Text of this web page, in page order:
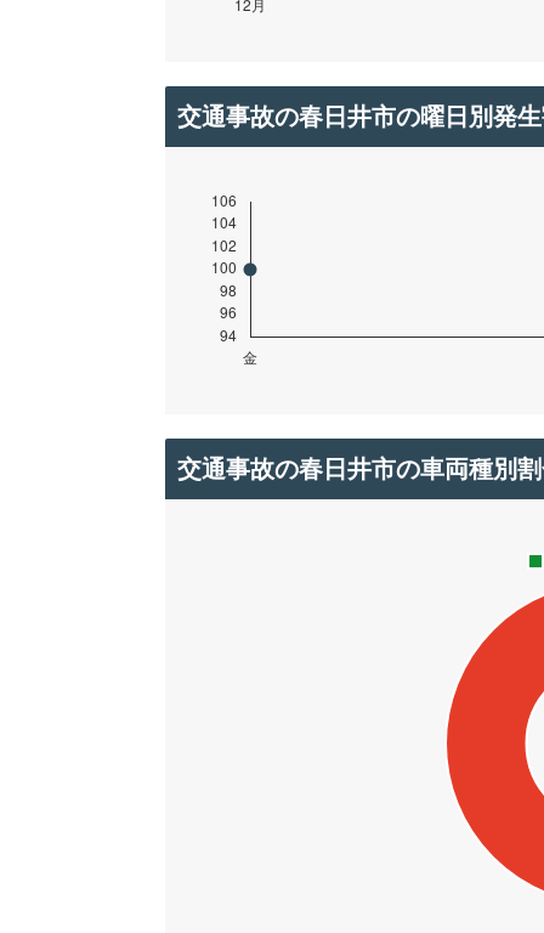
交通事故の春日井市の曜日別発
交通事故の春日井市の車両種別